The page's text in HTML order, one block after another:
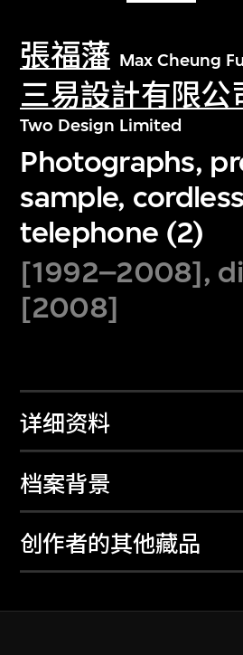
張福藩 Max Cheung
三易設計有限公
Two Design Limited
Photographs,
sample, cordless
telephone (2)
[1992–2008],
[2008]
详细资料
档案背景
创作者的其他藏品
探索世界顶级的二十及二
文化藏品。